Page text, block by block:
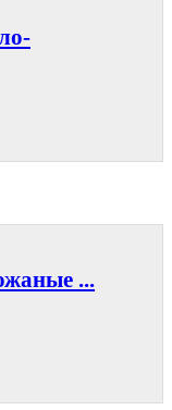
...